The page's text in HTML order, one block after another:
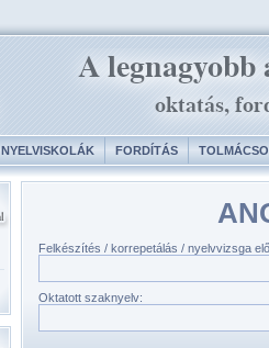
NYELVISKOLÁK FORDÍTÁS
Felkészítés / korrepetálás / nyelvvizsga
Oktatott szaknyelv: